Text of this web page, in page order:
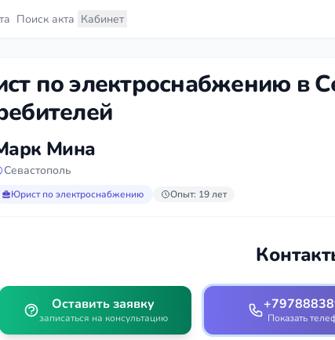
Поиск акта Кабинет
по электроснабжению в
Мина
Севастополь
Юрист по электроснабжению Опыт: 19 лет
Оставить заявку
записаться на консультацию Показать